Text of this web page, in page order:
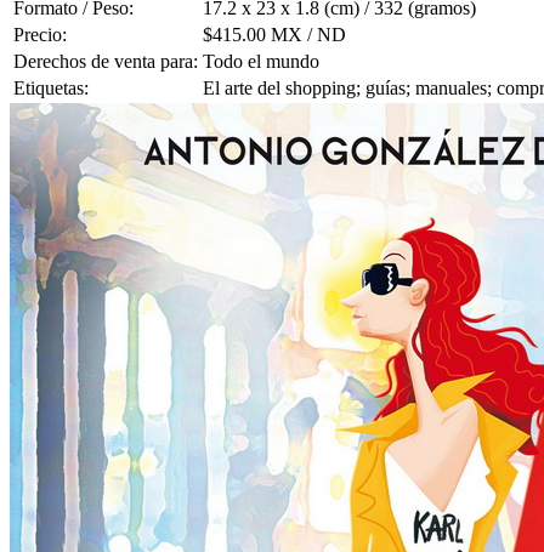
Formato / Peso:
17.2 x 23 x 1.8 (cm) / 332 (gramos)
Precio:
$415.00 MX / ND
Derechos de venta para: Todo el mundo
Etiquetas:
El arte del shopping; guías; manuales;